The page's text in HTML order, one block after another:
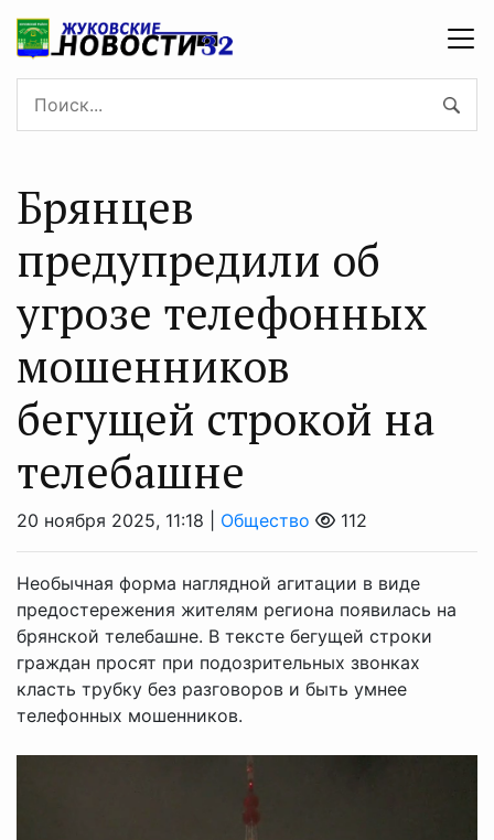
Брянцев
предупредили об
угрозе телефонных
мошенников
бегущей строкой на
телебашне
20 ноября 2025, 11:18 | Общество 112
Необычная форма наглядной агитации в виде
предостережения жителям региона появилась на
брянской телебашне. В тексте бегущей строки
граждан просят при подозрительных звонках
класть трубку без разговоров и быть умнее
телефонных мошенников.